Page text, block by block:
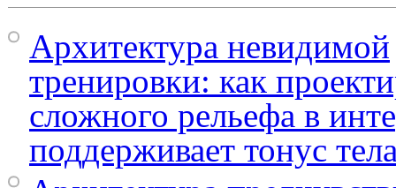
Архитектура невидимой
тренировки: как
сложного рельефа в
поддерживает тонус